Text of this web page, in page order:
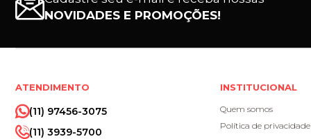
NOVIDADES E PROMOÇÕES!
ATENDIMENTO
(11) 97456-3075
(11) 3939-5700
INSTITUCIONAL
Quem somos
Política de privacidade